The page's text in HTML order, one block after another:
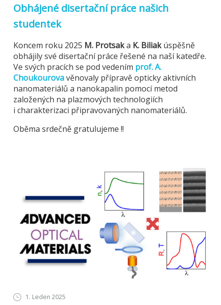
Obhájené disertační práce našich
studentek
Koncem roku 2025 M. Protsaka K. Biliakúspěšně
obhájily své disertační práce řešené na naší katedře.
Ve svých pracích se pod vedením prof. A.
Choukourovavěnovaly přípravě opticky aktivních
nanomateriálů a nanokapalin pomocí metod
založených na plazmových technologiích
i charakterizaci připravovaných nanomateriálů.
Oběma srdečně gratulujeme !!
1. Leden 2025